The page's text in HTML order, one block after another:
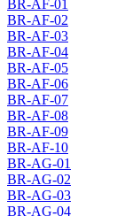
BR-AF-01
BR-AF-02
BR-AF-03
BR-AF-04
BR-AF-05
BR-AF-06
BR-AF-07
BR-AF-08
BR-AF-09
BR-AF-10
BR-AG-01
BR-AG-02
BR-AG-03
BR-AG-04